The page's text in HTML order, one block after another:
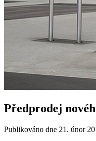
Předprodej
Publikováno dne 21. únor